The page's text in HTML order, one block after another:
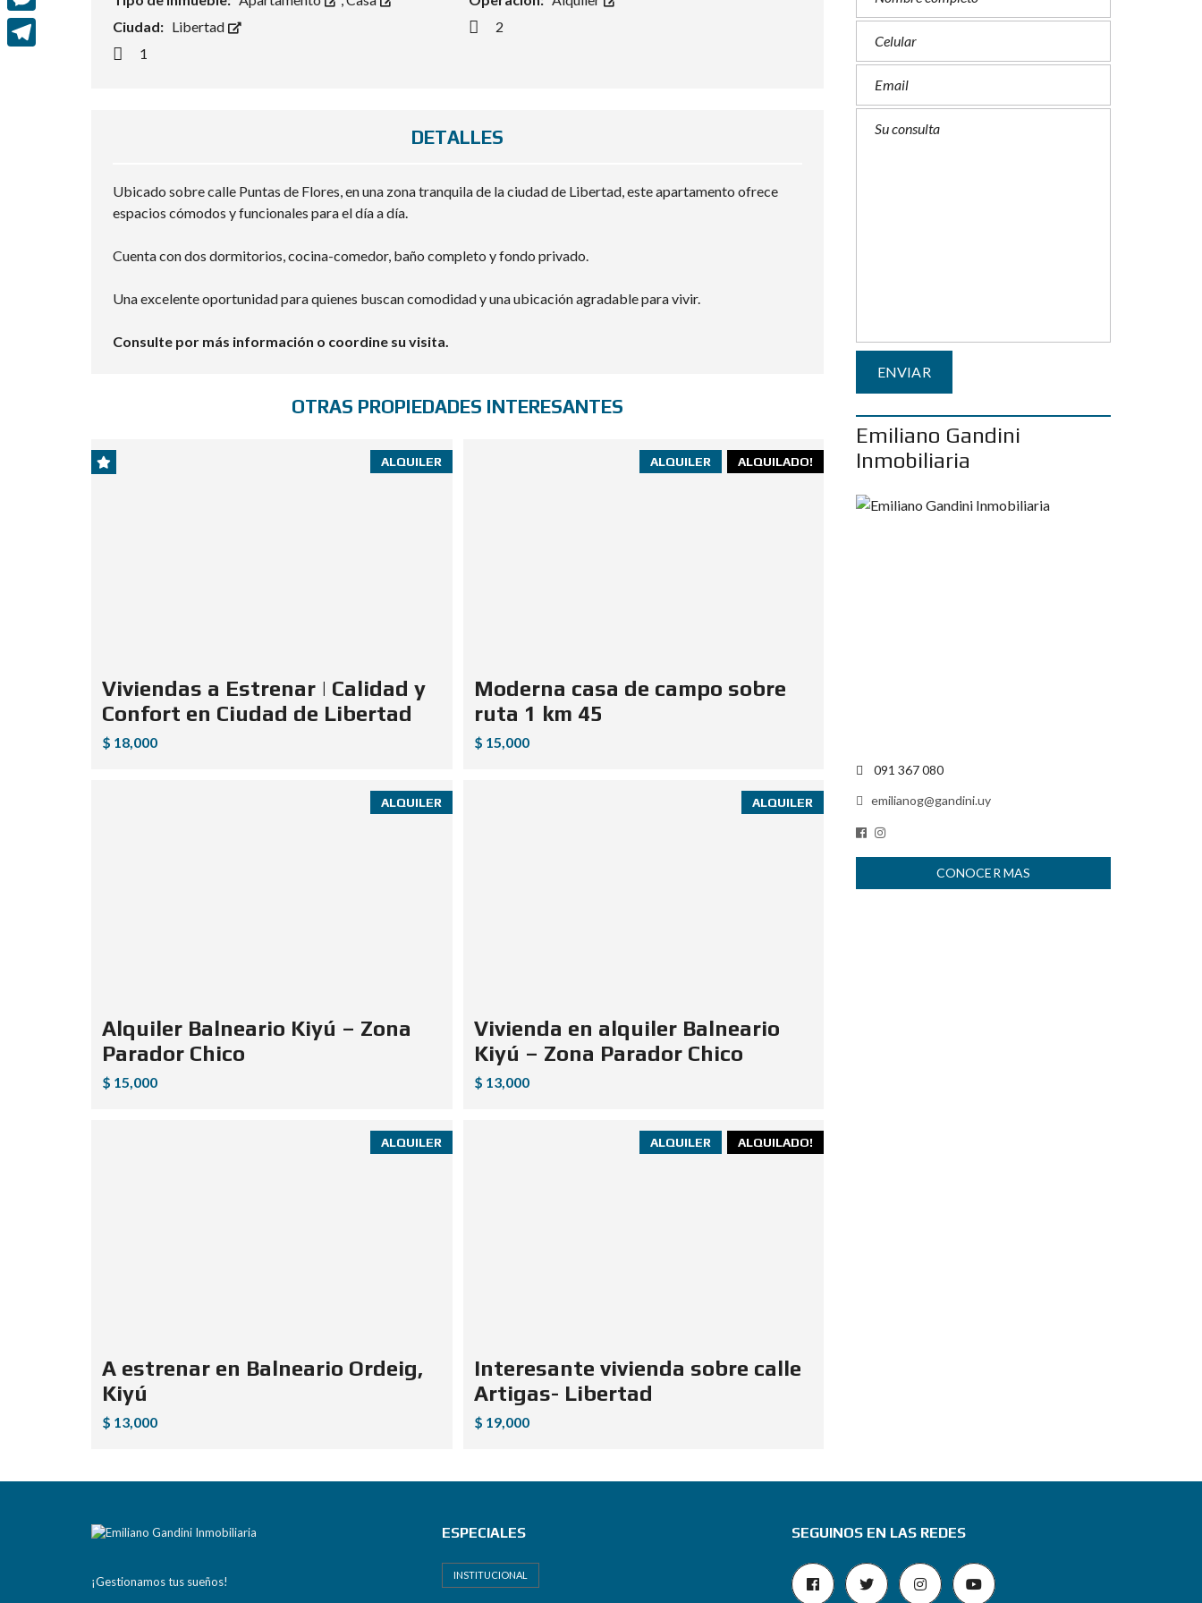
Ciudad: Libertad
2
1
DETALLES
Ubicado sobre calle Puntas de Flores, en una zona tranquila de la ciudad de Libertad, este apartamento ofrece
espacios cómodos y funcionales para el día a día.
Cuenta con dos dormitorios, cocina-comedor, baño completo y fondo privado.
Una excelente oportunidad para quienes buscan comodidad y una ubicación agradable para vivir.
Consulte por más información o coordine su visita.
OTRAS PROPIEDADES INTERESANTES
ALQUILER
Viviendas a Estrenar | Calidad y
Confort en Ciudad de Libertad
$ 18,000
ALQUILADO!
ALQUILER
Moderna casa de campo sobre
ruta 1 km 45
$ 15,000
ALQUILER
Alquiler Balneario Kiyú – Zona
Parador Chico
$ 15,000
ALQUILER
Vivienda en alquiler Balneario
Kiyú – Zona Parador Chico
$ 13,000
ALQUILER
A estrenar en Balneario Ordeig,
Kiyú
$ 13,000
ALQUILADO!
ALQUILER
Interesante vivienda sobre calle
Artigas- Libertad
$ 19,000
Emiliano Gandini
Inmobiliaria
091 367 080
emilianog@gandini.uy
CONOCER MAS
¡Gestionamos tus sueños!
ESPECIALES
INSTITUCIONAL
SEGUINOS EN LAS REDES
b
ih
a
M